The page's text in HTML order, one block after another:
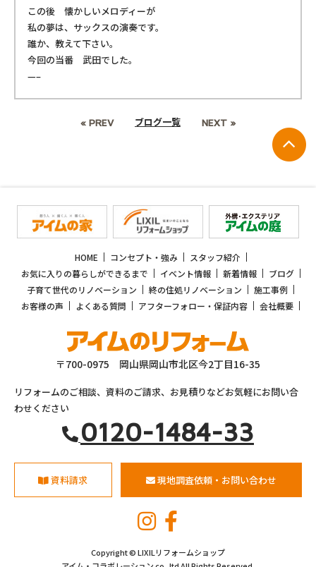
この後 懐かしいメロディーが
私の夢は、サックスの演奏です。
誰か、教えて下さい。
今回の当番 武田でした。
—–
« PREV ブログ一覧 NEXT »
HOME コンセプト・強み
スタッフ紹介
お気に入りの暮らしができるまで
イベント情報 新着情報
ブログ
子育て世代のリノベーション
終の住処リノベーション
施工事例
お客様の声
よくある質問 アフターフォロー・保証内容 会社概要
〒700-0975 岡山県岡山市北区今2丁目16-35
リフォームのご相談、資料のご請求、お見積りなどお気軽にお問い合
わせください
0120-1484-33
資料請求 現地調査依頼・お問い合わせ
Copyright © LIXILリフォームショップ